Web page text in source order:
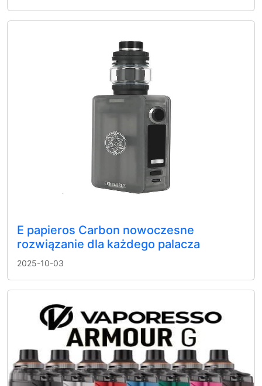
E papieros Carbon nowoczesne
rozwiązanie dla każdego palacza
2025-10-03